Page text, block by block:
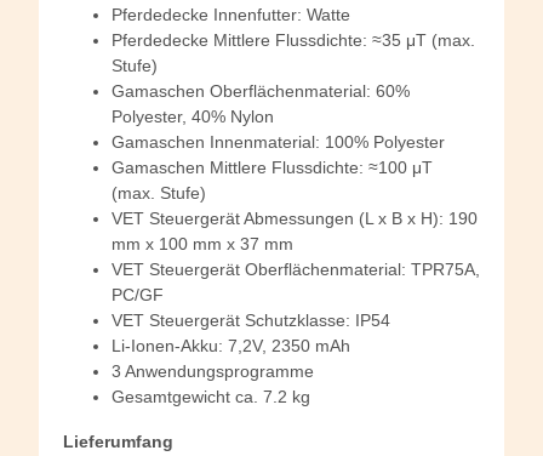
Pferdedecke Innenfutter: Watte
Pferdedecke Mittlere Flussdichte: ≈35 μT (max.
Stufe)
Gamaschen Oberflächenmaterial: 60%
Polyester, 40% Nylon
Gamaschen Innenmaterial: 100% Polyester
Gamaschen Mittlere Flussdichte: ≈100 μT
(max. Stufe)
VET Steuergerät Abmessungen (L x B x H): 190
mm x 100 mm x 37 mm
VET Steuergerät Oberflächenmaterial: TPR75A,
PC/GF
VET Steuergerät Schutzklasse: IP54
Li-Ionen-Akku: 7,2V, 2350 mAh
3 Anwendungsprogramme
Gesamtgewicht ca. 7.2 kg
Lieferumfang